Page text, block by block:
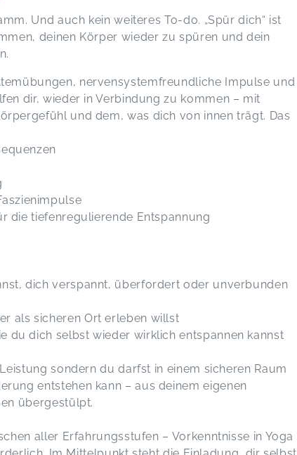
Und auch kein weiteres To-do. „Spür dich“ ist
deinen Körper wieder zu spüren und dein
nervensystemfreundliche Impulse und
dir, wieder in Verbindung zu kommen – mit
und dem, was dich von innen trägt. Das
die tiefenregulierende Entspannung
dich verspannt, überfordert oder unverbunden
als sicheren Ort erleben willst
du dich selbst wieder wirklich entspannen kannst
sondern du darfst in einem sicheren Raum
entstehen kann – aus deinem eigenen
übergestülpt.
aller Erfahrungsstufen – Vorkenntnisse in Yoga